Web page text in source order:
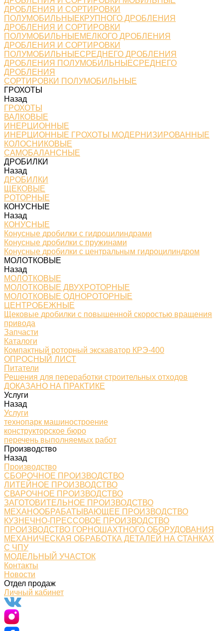
ДРОБЛЕНИЯ И СОРТИРОВКИ
ПОЛУМОБИЛЬНЫЕКРУПНОГО ДРОБЛЕНИЯ
ДРОБЛЕНИЯ И СОРТИРОВКИ
ПОЛУМОБИЛЬНЫЕМЕЛКОГО ДРОБЛЕНИЯ
ДРОБЛЕНИЯ И СОРТИРОВКИ
ПОЛУМОБИЛЬНЫЕСРЕДНЕГО ДРОБЛЕНИЯ
ДРОБЛЕНИЯ ПОЛУМОБИЛЬНЫЕСРЕДНЕГО
ДРОБЛЕНИЯ
СОРТИРОВКИ ПОЛУМОБИЛЬНЫЕ
ГРОХОТЫ
Назад
ГРОХОТЫ
ВАЛКОВЫЕ
ИНЕРЦИОННЫЕ
ИНЕРЦИОННЫЕ ГРОХОТЫ МОДЕРНИЗИРОВАННЫЕ
КОЛОСНИКОВЫЕ
САМОБАЛАНСНЫЕ
ДРОБИЛКИ
Назад
ДРОБИЛКИ
ЩЕКОВЫЕ
РОТОРНЫЕ
КОНУСНЫЕ
Назад
КОНУСНЫЕ
Конусные дробилки с гидроцилиндрами
Конусные дробилки с пружинами
Конусные дробилки с центральным гидроцилиндром
МОЛОТКОВЫЕ
Назад
МОЛОТКОВЫЕ
МОЛОТКОВЫЕ ДВУХРОТОРНЫЕ
МОЛОТКОВЫЕ ОДНОРОТОРНЫЕ
ЦЕНТРОБЕЖНЫЕ
Щековые дробилки с повышенной скоростью вращения
привода
Запчасти
Каталоги
Компактный роторный экскаватор КРЭ-400
ОПРОСНЫЙ ЛИСТ
Питатели
Решения для переработки строительных отходов
ДОКАЗАНО НА ПРАКТИКЕ
Услуги
Назад
Услуги
технопарк машиностроение
конструкторское бюро
перечень выполняемых работ
Производство
Назад
Производство
СБОРОЧНОЕ ПРОИЗВОДСТВО
ЛИТЕЙНОЕ ПРОИЗВОДСТВО
СВАРОЧНОЕ ПРОИЗВОДСТВО
ЗАГОТОВИТЕЛЬНОЕ ПРОИЗВОДСТВО
МЕХАНООБРАБАТЫВАЮЩЕЕ ПРОИЗВОДСТВО
КУЗНЕЧНО-ПРЕССОВОЕ ПРОИЗВОДСТВО
ПРОИЗВОДСТВО ГОРНОШАХТНОГО ОБОРУДОВАНИЯ
МЕХАНИЧЕСКАЯ ОБРАБОТКА ДЕТАЛЕЙ НА СТАНКАХ
С ЧПУ
МОДЕЛЬНЫЙ УЧАСТОК
Контакты
Новости
Отдел продаж
Личный кабинет